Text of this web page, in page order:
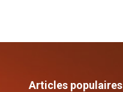
Articles populaires